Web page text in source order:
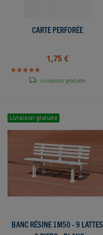
CARTE PERFORÉE
1,75 €
★★★★★
★★★★★
Livraison gratuite
Livraison gratuite
BANC RÉSINE 1M50 - 9 LATTES